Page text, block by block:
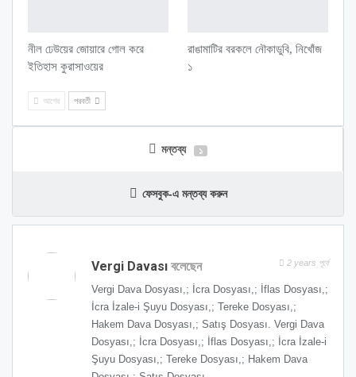
নীল ঢেউয়ের জোয়ারে গোল করে
ইতিহাস কুরাসাওয়ের
রাঙামাটির বরকলে নৌকাডুবি, নিখোঁজ
১
আগের পরবর্তী
মন্তব্য ১
ফেসবুক-এ মন্তব্য করুন
Vergi Davası বলেছেন 2 years পূর্বে
Vergi Dava Dosyası,; İcra Dosyası,; İflas Dosyası,;
İcra İzale-i Şuyu Dosyası,; Tereke Dosyası,;
Hakem Dava Dosyası,; Satış Dosyası. Vergi Dava
Dosyası,; İcra Dosyası,; İflas Dosyası,; İcra İzale-i
Şuyu Dosyası,; Tereke Dosyası,; Hakem Dava